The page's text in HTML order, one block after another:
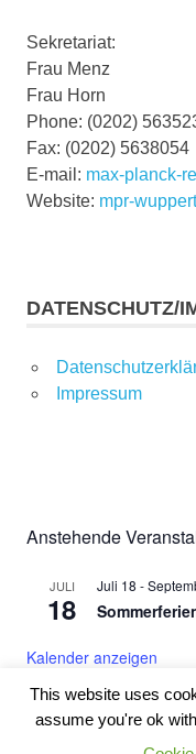
Sekretariat:
Frau Menz
Frau Horn
Phone: (0202)
Fax: (0202) 5638054
E-mail: max-planck-
Website: mpr-
DATENSCHUTZ/
Impressum
Anstehende
JULI
18
Juli 18 -
Kalender anzeigen
WordPress-
This website uses
assume you're ok